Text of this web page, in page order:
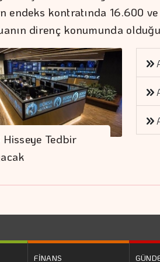
endeks kontratında 16.600
direnç konumunda
Tedbir
FİNANS